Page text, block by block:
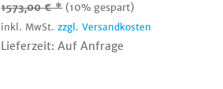
1573,00 € * (10% gespart)
inkl. MwSt.zzgl. Versandkosten
Lieferzeit: Auf Anfrage